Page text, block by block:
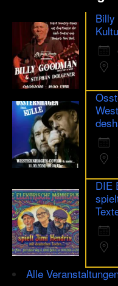
Billy
DIE
Alle